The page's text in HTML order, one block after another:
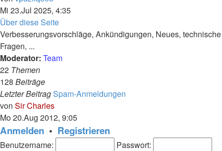
Beitrag
Mi 23.Jul 2025, 4:35
Über diese Seite
Verbesserungsvorschläge, Ankündigungen, Neues, technische
Fragen, ...
Moderator: Team
22 Themen
128 Beiträge
Letzter BeitragSpam-Anmeldungen
von Sir CharlesNeuester
Beitrag
Mo 20.Aug 2012, 9:05
Anmelden • Registrieren
Benutzername:
Passwort: